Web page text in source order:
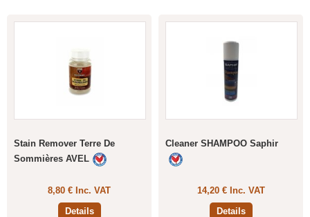
Stain Remover Terre De
Sommières AVEL
8,80 € Inc. VAT
Details
Cleaner SHAMPOO Saphir
14,20 € Inc. VAT
Details